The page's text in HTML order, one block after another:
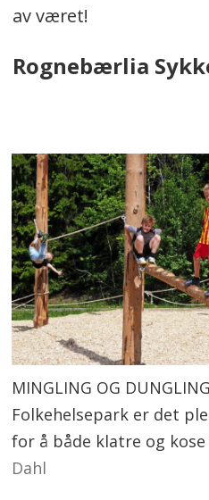
av været!
Rognebærlia
MINGLING OG
Folkehelsepark er det
for å både klatre og kose
Dahl